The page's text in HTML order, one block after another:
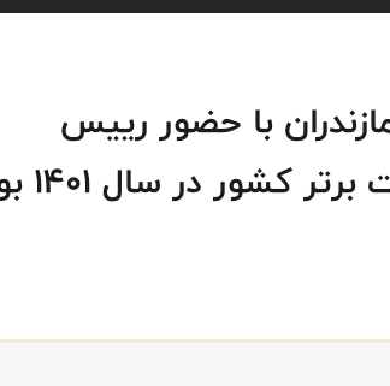
با حضور رییس
کشور در سال 1401 بود